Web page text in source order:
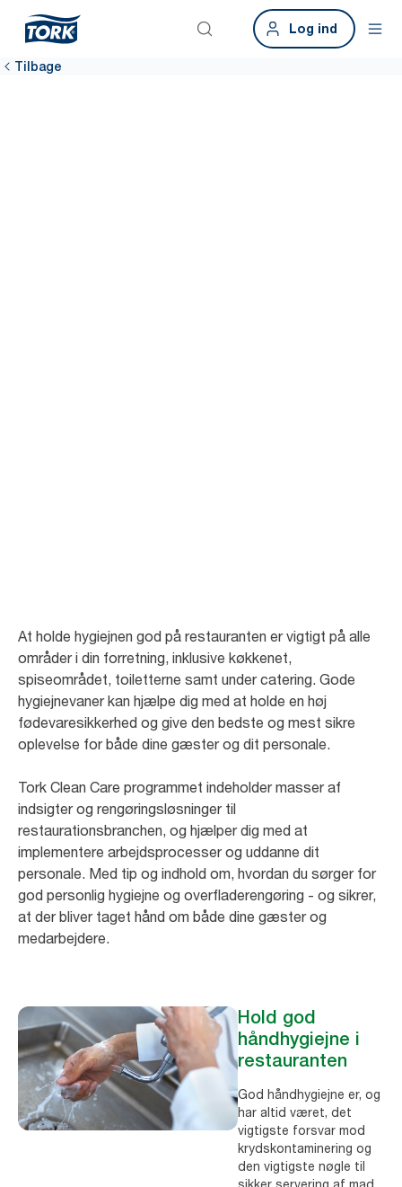
Log ind
Tilbage
At holde hygiejnen god på restauranten er vigtigt på alle
områder i din forretning, inklusive køkkenet,
spiseområdet, toiletterne samt under catering. Gode
hygiejnevaner kan hjælpe dig med at holde en høj
fødevaresikkerhed og give den bedste og mest sikre
oplevelse for både dine gæster og dit personale.
Tork Clean Care programmet indeholder masser af
indsigter og rengøringsløsninger til
restaurationsbranchen, og hjælper dig med at
implementere arbejdsprocesser og uddanne dit
personale. Med tip og indhold om, hvordan du sørger for
god personlig hygiejne og overfladerengøring - og sikrer,
at der bliver taget hånd om både dine gæster og
medarbejdere.
Hold god
håndhygiejne i
restauranten
God håndhygiejne er, og
har altid været, det
vigtigste forsvar mod
krydskontaminering og
den vigtigste nøgle til
sikker servering af mad